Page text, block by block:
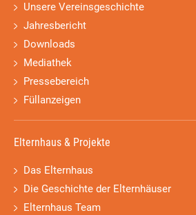
Unsere Vereinsgeschichte
Jahresbericht
Downloads
Mediathek
Pressebereich
Füllanzeigen
Elternhaus & Projekte
Das Elternhaus
Die Geschichte der Elternhäuser
Elternhaus Team